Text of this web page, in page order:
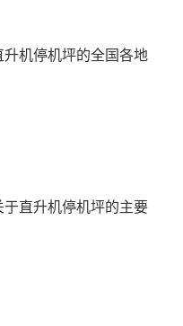
机停机坪的全国各地
直升机停机坪的主要